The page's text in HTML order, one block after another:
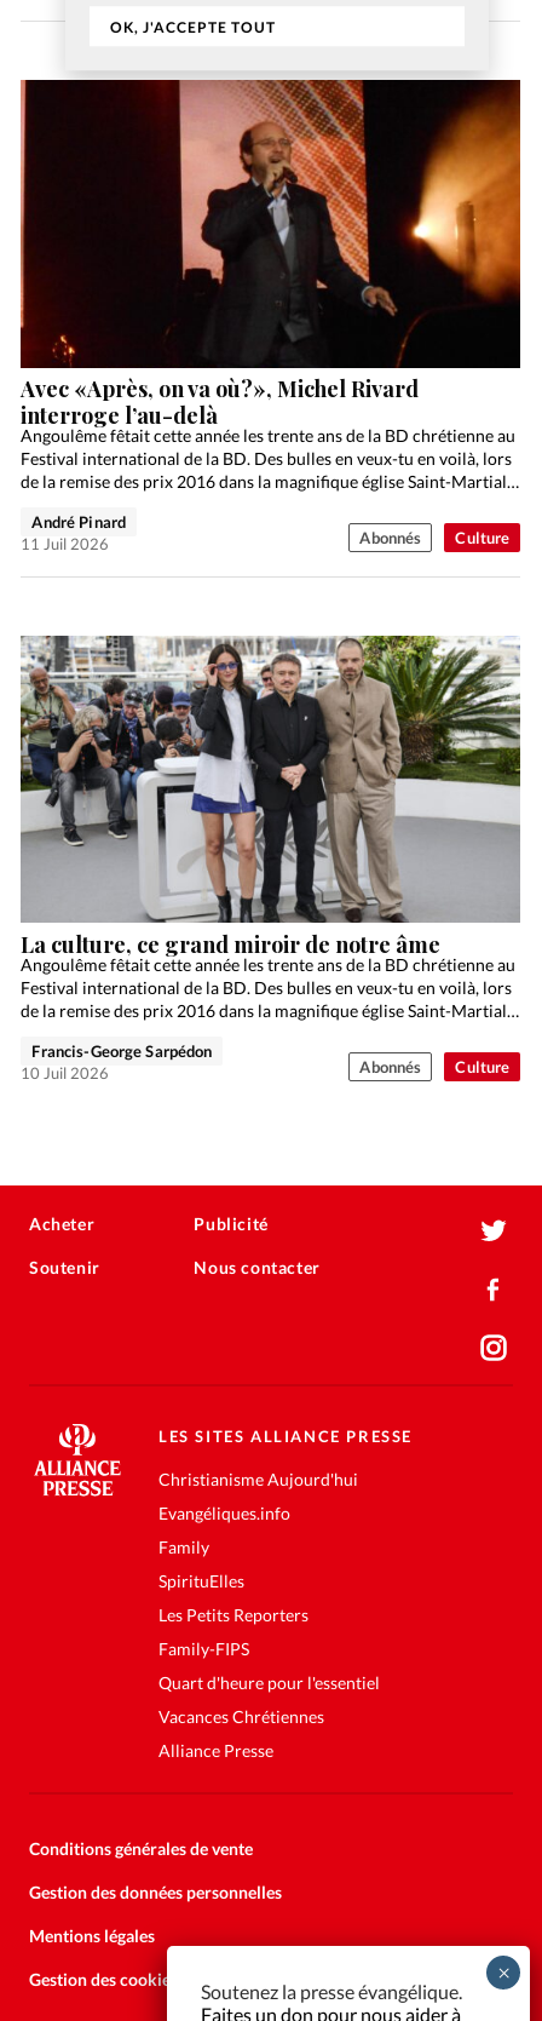
OK, J'ACCEPTE TOUT
Culture
Avec «Après, on va où?», Michel Rivard
interroge l’au-delà
Angoulême fêtait cette année les trente ans de la BD chrétienne au
Festival international de la BD. Des bulles en veux-tu en voilà, lors
de la remise des prix 2016 dans la magnifique église Saint-Martial…
André Pinard
11 Juil 2026
Abonnés
Culture
La culture, ce grand miroir de notre âme
Angoulême fêtait cette année les trente ans de la BD chrétienne au
Festival international de la BD. Des bulles en veux-tu en voilà, lors
de la remise des prix 2016 dans la magnifique église Saint-Martial…
Francis-George Sarpédon
10 Juil 2026
Abonnés
Acheter
Soutenir
Publicité
Nous contacter
LES SITES ALLIANCE PRESSE
Christianisme Aujourd'hui
Evangéliques.info
Family
SpirituElles
Les Petits Reporters
Family-FIPS
Quart d'heure pour l'essentiel
Vacances Chrétiennes
Alliance Presse
Conditions générales de vente
Gestion des données personnelles
Mentions légales
Gestion des cookies
Soutenez la presse évangélique.
Faites un don pour nous aider à